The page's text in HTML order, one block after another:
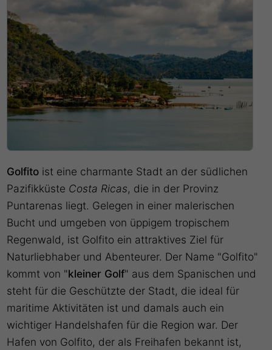
Golfito ist eine charmante Stadt an der südlichen
Pazifikküste Costa Ricas, die in der Provinz
Puntarenas liegt. Gelegen in einer malerischen
Bucht und umgeben von üppigem tropischem
Regenwald, ist Golfito ein attraktives Ziel für
Naturliebhaber und Abenteurer. Der Name "Golfito"
kommt von "kleiner Golf" aus dem Spanischen und
steht für die Geschützte der Stadt, die ideal für
maritime Aktivitäten ist und damals auch ein
wichtiger Handelshafen für die Region war. Der
Hafen von Golfito, der als Freihafen bekannt ist,